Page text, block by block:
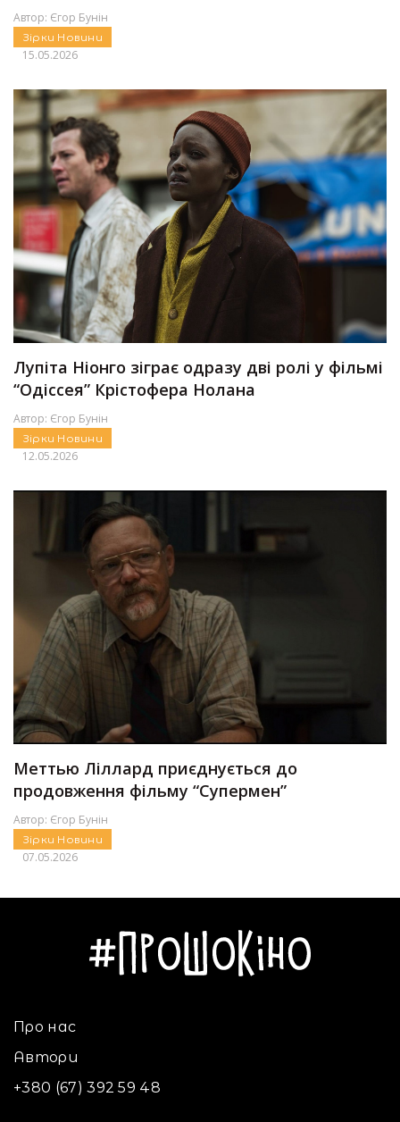
Автор: Єгор Бунін
Зірки Новини
15.05.2026
Лупіта Ніонго зіграє одразу дві ролі у фільмі
“Одіссея” Крістофера Нолана
Автор: Єгор Бунін
Зірки Новини
12.05.2026
Меттью Ліллард приєднується до
продовження фільму “Супермен”
Автор: Єгор Бунін
Зірки Новини
07.05.2026
Про нас
Автори
+380 (67) 392 59 48